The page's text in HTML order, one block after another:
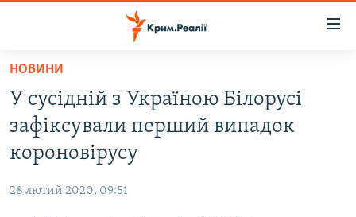
Перейти
основного
матеріалу
Перейти
до
основної
ВОДА.КРИМ
ВІДЕО ТА ФОТО
БЛОГИ
НОВИНИ
У сусідній з Україною Білорусі
зафіксували перший випадок
короновірусу
28 лютий 2020, 09:51